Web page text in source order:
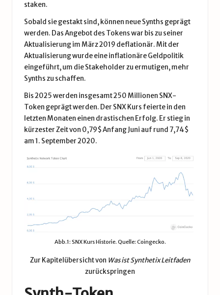
staken.
Sobald sie gestakt sind, können neue Synths geprägt
werden. Das Angebot des Tokens war bis zu seiner
Aktualisierung im März 2019 deflationär. Mit der
Aktualisierung wurde eine inflationäre Geldpolitik
eingeführt, um die Stakeholder zu ermutigen, mehr
Synths zu schaffen.
Bis 2025 werden insgesamt 250 Millionen SNX-
Token geprägt werden. Der SNX Kurs feierte in den
letzten Monaten einen drastischen Erfolg. Er stieg in
kürzester Zeit von 0,79$ Anfang Juni auf rund 7,74$
am 1. September 2020.
Abb.1: SNX Kurs Historie. Quelle: Coingecko.
Zur Kapitelübersicht von Was ist Synthetix Leitfaden
zurückspringen